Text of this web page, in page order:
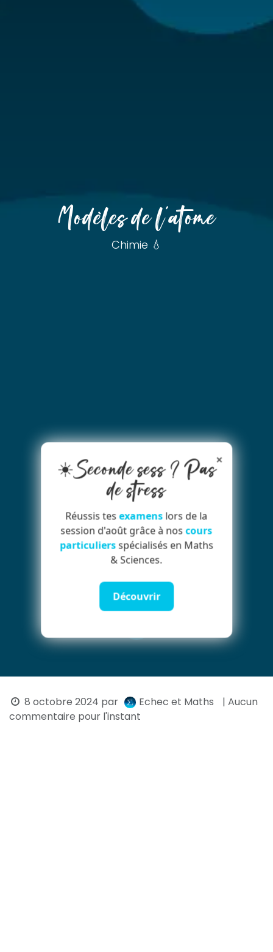
Modèles de l'atome
Chimie 💧
8 octobre 2024 par Echec et Maths
| Aucun
commentaire pour l'instant
×
☀️Seconde sess ? Pas
de stress
Réussis tesexamens lors de la
session d'août grâce à noscours
particuliers spécialisés en Maths
& Sciences.
Découvrir